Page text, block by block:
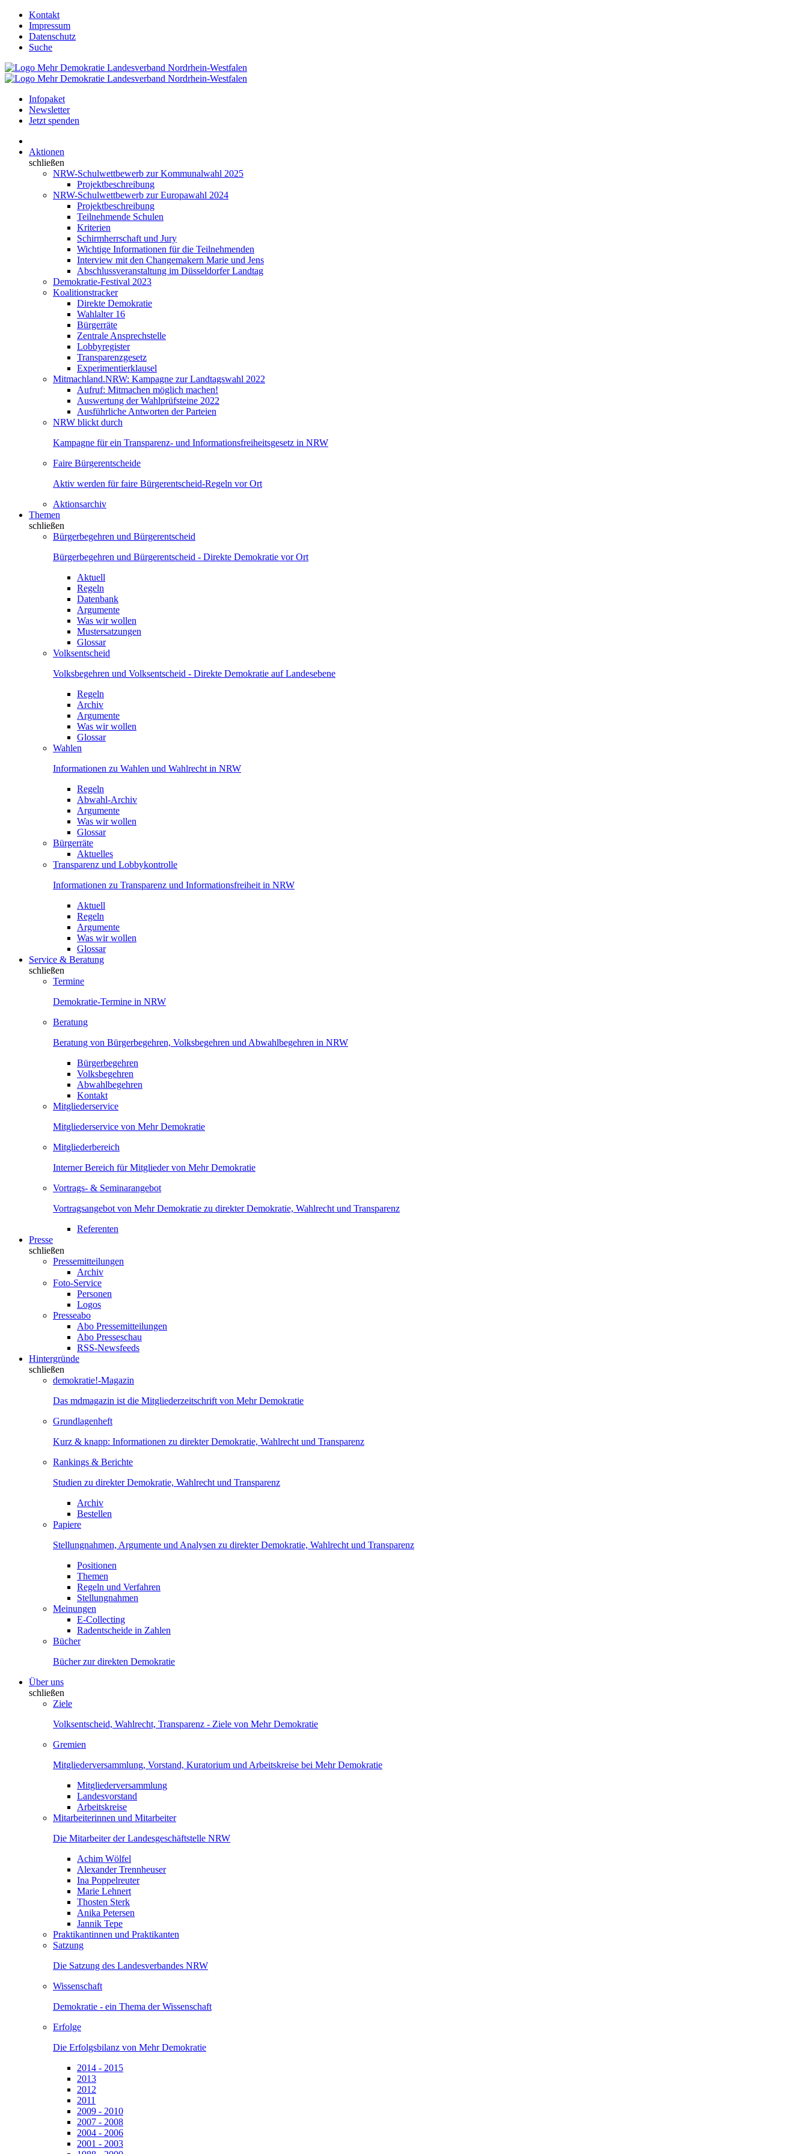
Kontakt
Impressum
Datenschutz
Suche
Infopaket
Newsletter
Jetzt spenden
Aktionen
schließen
NRW-Schulwettbewerb zur Kommunalwahl 2025
Projektbeschreibung
NRW-Schulwettbewerb zur Europawahl 2024
Projektbeschreibung
Teilnehmende Schulen
Kriterien
Schirmherrschaft und Jury
Wichtige Informationen für die Teilnehmenden
Interview mit den Changemakern Marie und Jens
Abschlussveranstaltung im Düsseldorfer Landtag
Demokratie-Festival 2023
Koalitionstracker
Direkte Demokratie
Wahlalter 16
Bürgerräte
Zentrale Ansprechstelle
Lobbyregister
Transparenzgesetz
Experimentierklausel
Mitmachland.NRW: Kampagne zur Landtagswahl 2022
Aufruf: Mitmachen möglich machen!
Auswertung der Wahlprüfsteine 2022
Ausführliche Antworten der Parteien
NRW blickt durch
Kampagne für ein Transparenz- und Informationsfreiheitsgesetz in NRW
Faire Bürgerentscheide
Aktiv werden für faire Bürgerentscheid-Regeln vor Ort
Aktionsarchiv
Themen
schließen
Bürgerbegehren und Bürgerentscheid
Bürgerbegehren und Bürgerentscheid - Direkte Demokratie vor Ort
Aktuell
Regeln
Datenbank
Argumente
Was wir wollen
Mustersatzungen
Glossar
Volksentscheid
Volksbegehren und Volksentscheid - Direkte Demokratie auf Landesebene
Regeln
Archiv
Argumente
Was wir wollen
Glossar
Wahlen
Informationen zu Wahlen und Wahlrecht in NRW
Regeln
Abwahl-Archiv
Argumente
Was wir wollen
Glossar
Bürgerräte
Aktuelles
Transparenz und Lobbykontrolle
Informationen zu Transparenz und Informationsfreiheit in NRW
Aktuell
Regeln
Argumente
Was wir wollen
Glossar
Service & Beratung
schließen
Termine
Demokratie-Termine in NRW
Beratung
Beratung von Bürgerbegehren, Volksbegehren und Abwahlbegehren in NRW
Bürgerbegehren
Volksbegehren
Abwahlbegehren
Kontakt
Mitgliederservice
Mitgliederservice von Mehr Demokratie
Mitgliederbereich
Interner Bereich für Mitglieder von Mehr Demokratie
Vortrags- & Seminarangebot
Vortragsangebot von Mehr Demokratie zu direkter Demokratie, Wahlrecht und Transparenz
Referenten
Presse
schließen
Pressemitteilungen
Archiv
Foto-Service
Personen
Logos
Presseabo
Abo Pressemitteilungen
Abo Presseschau
RSS-Newsfeeds
Hintergründe
schließen
demokratie!-Magazin
Das mdmagazin ist die Mitgliederzeitschrift von Mehr Demokratie
Grundlagenheft
Kurz & knapp: Informationen zu direkter Demokratie, Wahlrecht und Transparenz
Rankings & Berichte
Studien zu direkter Demokratie, Wahlrecht und Transparenz
Archiv
Bestellen
Papiere
Stellungnahmen, Argumente und Analysen zu direkter Demokratie, Wahlrecht und Transparenz
Positionen
Themen
Regeln und Verfahren
Stellungnahmen
Meinungen
E-Collecting
Radentscheide in Zahlen
Bücher
Bücher zur direkten Demokratie
Über uns
schließen
Ziele
Volksentscheid, Wahlrecht, Transparenz - Ziele von Mehr Demokratie
Gremien
Mitgliederversammlung, Vorstand, Kuratorium und Arbeitskreise bei Mehr Demokratie
Mitgliederversammlung
Landesvorstand
Arbeitskreise
Mitarbeiterinnen und Mitarbeiter
Die Mitarbeiter der Landesgeschäftstelle NRW
Achim Wölfel
Alexander Trennheuser
Ina Poppelreuter
Marie Lehnert
Thosten Sterk
Anika Petersen
Jannik Tepe
Praktikantinnen und Praktikanten
Satzung
Die Satzung des Landesverbandes NRW
Wissenschaft
Demokratie - ein Thema der Wissenschaft
Erfolge
Die Erfolgsbilanz von Mehr Demokratie
2014 - 2015
2013
2012
2011
2009 - 2010
2007 - 2008
2004 - 2006
2001 - 2003